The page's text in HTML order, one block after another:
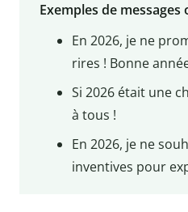
Exemples de
En 2026, je ne
rires ! Bonne
Si 2026 était une
à tous !
En 2026, je ne
inventives pour